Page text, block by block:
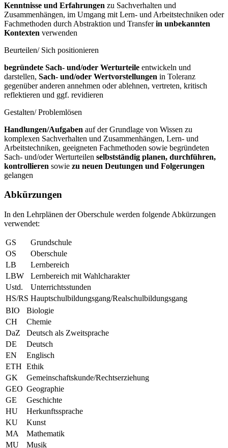
Kenntnisse und Erfahrungen zu Sachverhalten und
Zusammenhängen, im Umgang mit Lern- und Arbeitstechniken oder
Fachmethoden durch Abstraktion und Transferin unbekannten
Kontexten verwenden
Beurteilen/ Sich positionieren
begründete Sach- und/oder Werturteile entwickeln und
darstellen, Sach- und/oder Wertvorstellungen in Toleranz
gegenüber anderen annehmen oder ablehnen, vertreten, kritisch
reflektieren und ggf. revidieren
Gestalten/ Problemlösen
Handlungen/Aufgaben auf der Grundlage von Wissen zu
komplexen Sachverhalten und Zusammenhängen, Lern- und
Arbeitstechniken, geeigneten Fachmethoden sowie begründeten
Sach- und/oder Werturteilen selbstständig planen, durchführen,
kontrollieren sowie zu neuen Deutungen und Folgerungen
gelangen
Abkürzungen
In den Lehrplänen der Oberschule werden folgende Abkürzungen
verwendet:
GS
Grundschule
OS
Oberschule
LB
Lernbereich
LBW
Lernbereich mit Wahlcharakter
Ustd.
Unterrichtsstunden
HS/RS Hauptschulbildungsgang/Realschulbildungsgang
BIO
Biologie
CH
Chemie
DaZ
Deutsch als Zweitsprache
DE
Deutsch
EN
Englisch
ETH Ethik
GK
Gemeinschaftskunde/Rechtserziehung
GEO Geographie
GE
Geschichte
HU
Herkunftssprache
KU
Kunst
MA
Mathematik
MU
Musik